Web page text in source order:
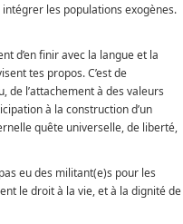
les populations exogènes.
d’en finir avec la langue et la
tes propos. C’est de
de l’attachement à des valeurs
à la construction d’un
quête universelle, de liberté,
eu des militant(e)s pour les
le droit à la vie, et à la dignité de